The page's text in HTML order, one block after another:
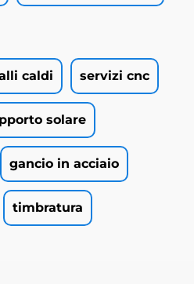
caldi servizi cnc
solare
gancio in acciaio
timbratura